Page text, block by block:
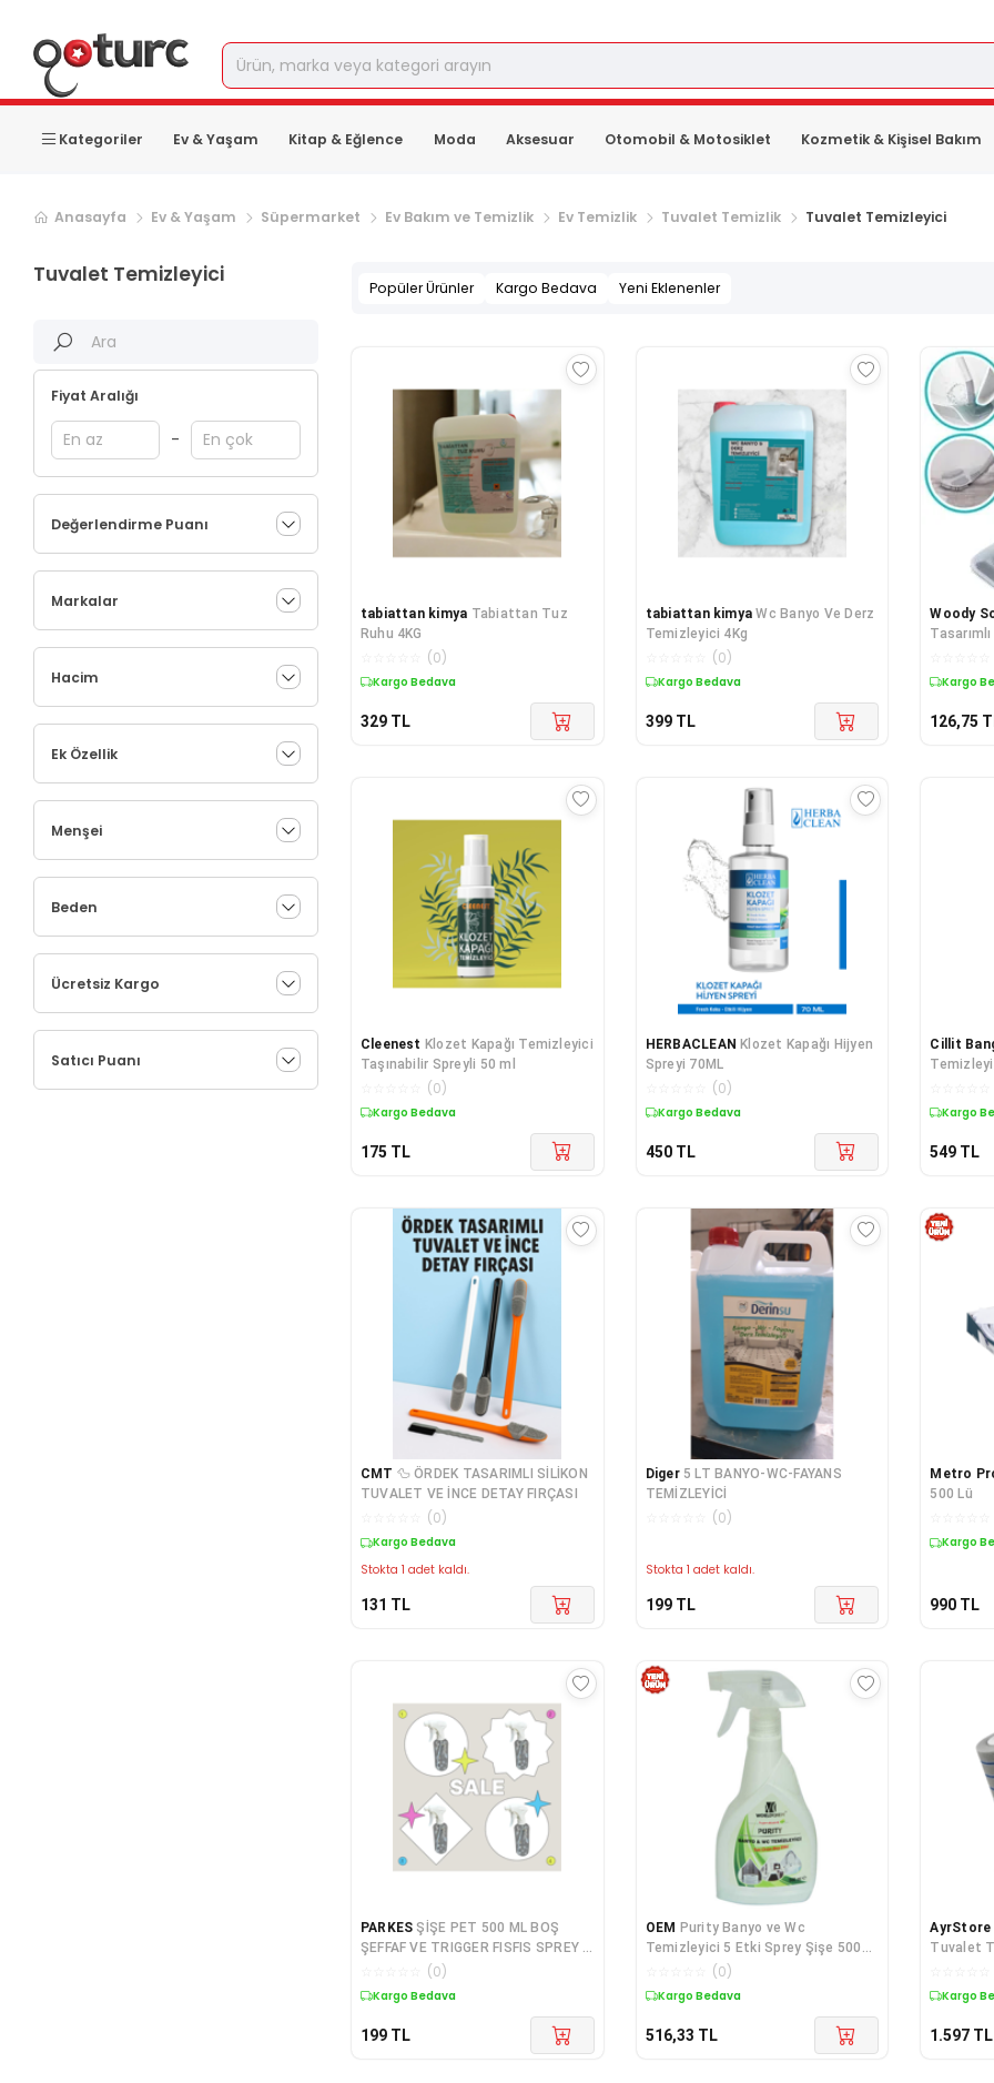
Kategoriler Ev & Yaşam Kitap & Eğlence Moda Aksesuar Otomobil & Motosiklet Kozmetik & Kişisel Bakım
Anasayfa Ev & Yaşam Süpermarket Ev Bakım ve Temizlik Ev Temizlik Tuvalet Temizlik Tuvalet Temizleyici
Tuvalet Temizleyici
Fiyat Aralığı
-
Değerlendirme Puanı
Markalar
Hacim
Ek Özellik
Menşei
Beden
Ücretsiz Kargo
Satıcı Puanı
Popüler Ürünler Kargo Bedava Yeni Eklenenler
tabiattan kimya Tabiattan Tuz
Ruhu 4KG
(0)
Kargo Bedava
329 TL
tabiattan kimya Wc Banyo Ve Derz
Temizleyici 4Kg
(0)
Kargo Bedava
399 TL
Woody
Temizlik
Kargo
126,75
Cleenest Klozet Kapağı Temizleyici
Taşınabilir Spreyli 50 ml
(0)
Kargo Bedava
175 TL
HERBACLEAN Klozet Kapağı Hijyen
Spreyi 70ML
(0)
Kargo Bedava
450 TL
Cillit
Kargo
549 TL
CMT 🦆 ÖRDEK TASARIMLI SİLİKON
TUVALET VE İNCE DETAY FIRÇASI
(0)
Kargo Bedava
Stokta 1 adet kaldı.
131 TL
Diger 5 LT BANYO-WC-FAYANS
TEMİZLEYİCİ
(0)
Stokta 1 adet kaldı.
199 TL
Metro
500 Lü
Kargo
990 TL
PARKES ŞİŞE PET 500 ML BOŞ
ŞEFFAF VE TRIGGER FISFIS SPREY 4
ADET 1.SINIF
(0)
Kargo Bedava
199 TL
OEM Purity Banyo ve Wc
Temizleyici 5 Etki Sprey Şişe 500
(0)
Kargo Bedava
516,33 TL
AyrStore
Tuvalet
Kullan
Kargo
1.597 TL